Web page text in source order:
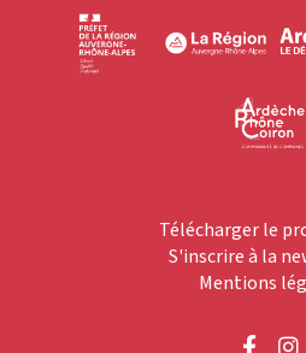
Télécharger le
S'inscrire à la
Mentions